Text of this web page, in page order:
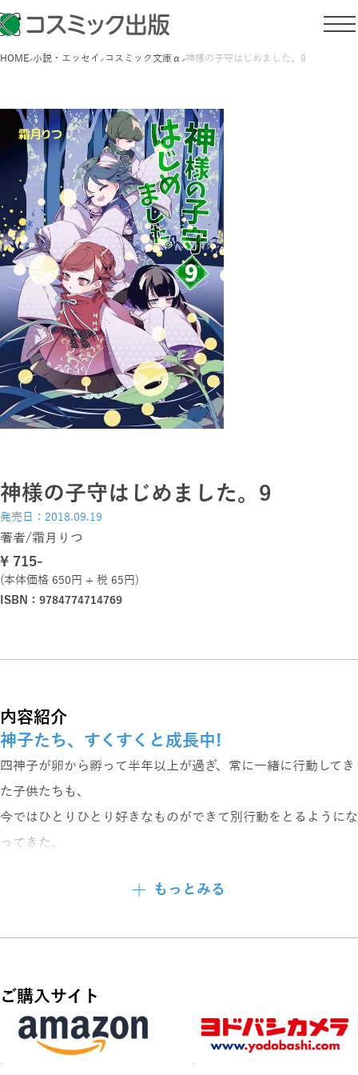
HOME 小説・エッセイ コスミック文庫α 神様の子守はじめました。9
神様の子守はじめました。9
発売日：2018.09.19
著者/霜月りつ
\ 715-
(本体価格 650円 + 税 65円)
ISBN：9784774714769
内容紹介
神子たち、すくすくと成長中!
四神子が卵から孵って半年以上が過ぎ、常に一緒に行動してき
た子供たちも、
今ではひとりひとり好きなものができて別行動をとるようにな
ってきた。
そんな子供たちを頼もしく思ったり寂しさを感じたりで複雑な
嘘ばっかりつくようになったりとハラハラするも楽しく新鮮な
毎日で──。
もっとみる
ご購入サイト